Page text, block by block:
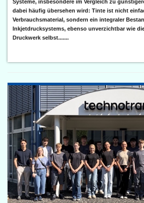
Systeme, insbesondere im Vergleich zu
dabei häufig übersehen wird: Tinte ist nicht
Verbrauchsmaterial, sondern ein integraler
Inkjetdrucksystems, ebenso unverzichtbar wie
Druckwerk selbst.......